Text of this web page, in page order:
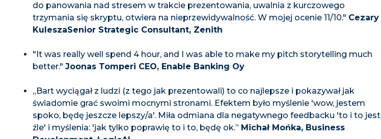
do panowania nad stresem w trakcie prezentowania, uwalnia z kurczowego
trzymania się skryptu, otwiera na nieprzewidywalność. W mojej ocenie 11/10." Cezary
KuleszaSenior Strategic Consultant, Zenith
"It was really well spend 4 hour, and I was able to make my pitch storytelling much
better." Joonas Tomperi CEO, Enable Banking Oy
„Bart wyciągał z ludzi (z tego jak prezentowali) to co najlepsze i pokazywał jak
świadomie grać swoimi mocnymi stronami. Efektem było myślenie 'wow, jestem
spoko, będę jeszcze lepszy/a'. Miła odmiana dla negatywnego feedbacku 'to i to jest
źle' i myślenia: 'jak tylko poprawię to i to, będę ok.” Michał Mońka, Business